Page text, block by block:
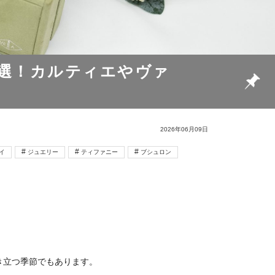
！カルティエやヴァ
2026年06月09日
ジュエリー ティファニー ブシュロン
つ季節でもあります。